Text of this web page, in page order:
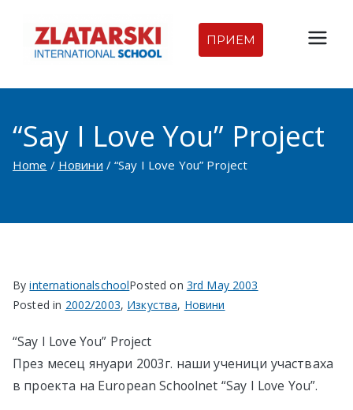
content
Междуна
родна
гимназия
Златарск
и |
родно
в София
ПРИЕМ
“Say I Love You” Project
Home Новини “Say I Love You” Project
ByinternationalschoolPosted on 3rd May 2003
Posted in 2002/2003, Изкуства, Новини
“Say I Love You” Project
През месец януари 2003г. наши ученици участваха
в проекта на European Schoolnet “Say I Love You”.